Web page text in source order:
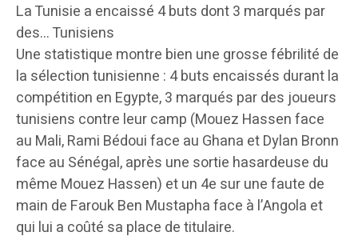
La Tunisie a encaissé 4 buts dont 3 marqués par
des… Tunisiens
Une statistique montre bien une grosse fébrilité de
la sélection tunisienne : 4 buts encaissés durant la
compétition en Egypte, 3 marqués par des joueurs
tunisiens contre leur camp (Mouez Hassen face
au Mali, Rami Bédoui face au Ghana et Dylan Bronn
face au Sénégal, après une sortie hasardeuse du
même Mouez Hassen) et un 4e sur une faute de
main de Farouk Ben Mustapha face à l’Angola et
qui lui a coûté sa place de titulaire.